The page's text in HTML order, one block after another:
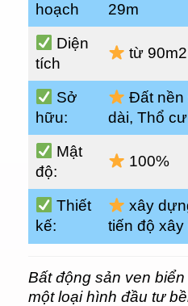
hoạch
29m
Diện
tích
từ
Sở
hữu:
Đất nền
dài, Thổ
Mật
độ:
100%
Thiết
kế:
xây
tiến độ
Bất động sản ven
một loại hình đầu tư